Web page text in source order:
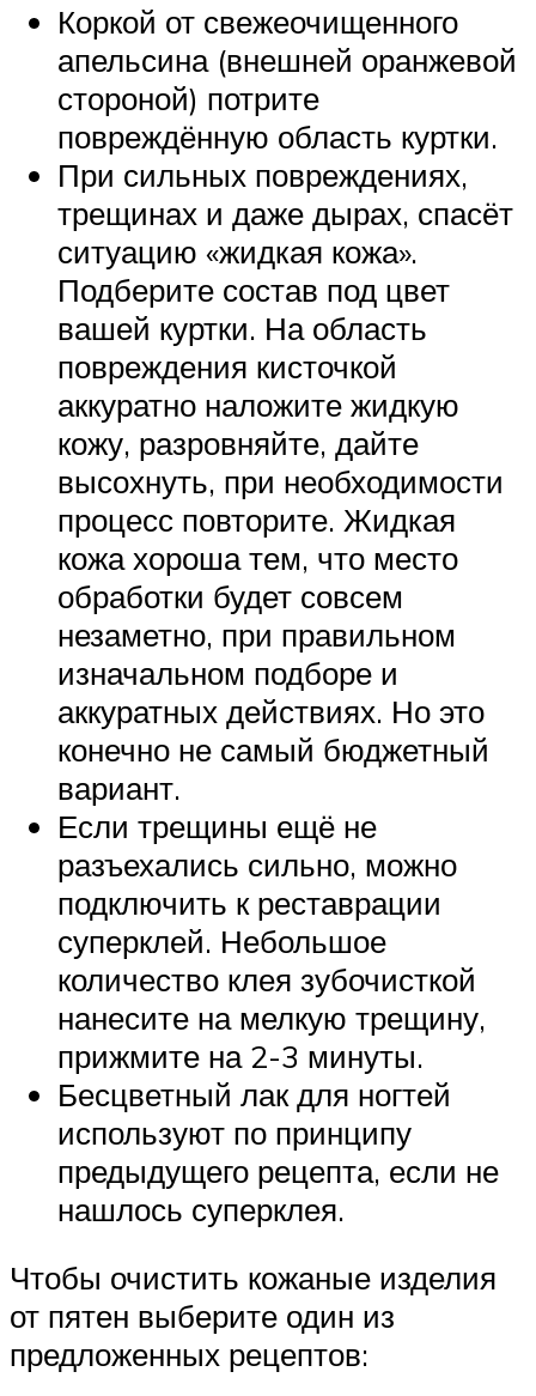
Коркой от свежеочищенного
апельсина (внешней оранжевой
стороной) потрите
повреждённую область куртки.
При сильных повреждениях,
трещинах и даже дырах, спасёт
ситуацию «жидкая кожа».
Подберите состав под цвет
вашей куртки. На область
повреждения кисточкой
аккуратно наложите жидкую
кожу, разровняйте, дайте
высохнуть, при необходимости
процесс повторите. Жидкая
кожа хороша тем, что место
обработки будет совсем
незаметно, при правильном
изначальном подборе и
аккуратных действиях. Но это
конечно не самый бюджетный
вариант.
Если трещины ещё не
разъехались сильно, можно
подключить к реставрации
суперклей. Небольшое
количество клея зубочисткой
нанесите на мелкую трещину,
прижмите на 2-3 минуты.
Бесцветный лак для ногтей
используют по принципу
предыдущего рецепта, если не
нашлось суперклея.
Чтобы очистить кожаные изделия
от пятен выберите один из
предложенных рецептов: